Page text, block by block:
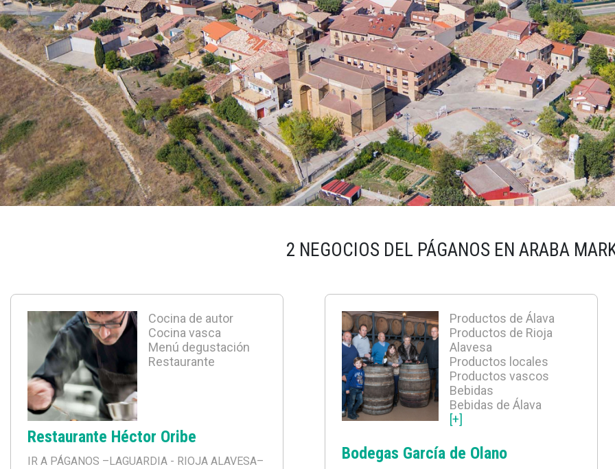
2 NEGOCIOS DEL PÁGANOS EN ARABA
Cocina de autor
Cocina vasca
Menú degustación
Restaurante
Restaurante Héctor Oribe
IR A PÁGANOS –LAGUARDIA - RIOJA ALAVESA–
Productos de Álava
Productos de Rioja
Alavesa
Productos locales
Productos vascos
Bebidas
Bebidas de Álava
[+]
Bodegas García de Olano